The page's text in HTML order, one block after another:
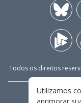
Todos os direitos
Utilizamos